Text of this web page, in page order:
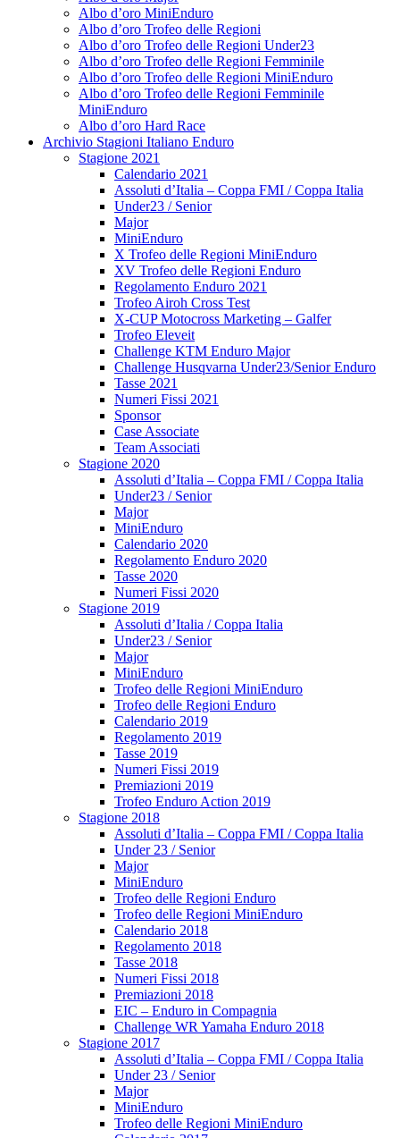
Albo d’oro MiniEnduro
Albo d’oro Trofeo delle Regioni
Albo d’oro Trofeo delle Regioni Under23
Albo d’oro Trofeo delle Regioni Femminile
Albo d’oro Trofeo delle Regioni MiniEnduro
Albo d’oro Trofeo delle Regioni Femminile
MiniEnduro
Albo d’oro Hard Race
Archivio Stagioni Italiano Enduro
Stagione 2021
Calendario 2021
Assoluti d’Italia – Coppa FMI / Coppa Italia
Under23 / Senior
Major
MiniEnduro
X Trofeo delle Regioni MiniEnduro
XV Trofeo delle Regioni Enduro
Regolamento Enduro 2021
Trofeo Airoh Cross Test
X-CUP Motocross Marketing – Galfer
Trofeo Eleveit
Challenge KTM Enduro Major
Challenge Husqvarna Under23/Senior Enduro
Tasse 2021
Numeri Fissi 2021
Sponsor
Case Associate
Team Associati
Stagione 2020
Assoluti d’Italia – Coppa FMI / Coppa Italia
Under23 / Senior
Major
MiniEnduro
Calendario 2020
Regolamento Enduro 2020
Tasse 2020
Numeri Fissi 2020
Stagione 2019
Assoluti d’Italia / Coppa Italia
Under23 / Senior
Major
MiniEnduro
Trofeo delle Regioni MiniEnduro
Trofeo delle Regioni Enduro
Calendario 2019
Regolamento 2019
Tasse 2019
Numeri Fissi 2019
Premiazioni 2019
Trofeo Enduro Action 2019
Stagione 2018
Assoluti d’Italia – Coppa FMI / Coppa Italia
Under 23 / Senior
Major
MiniEnduro
Trofeo delle Regioni Enduro
Trofeo delle Regioni MiniEnduro
Calendario 2018
Regolamento 2018
Tasse 2018
Numeri Fissi 2018
Premiazioni 2018
EIC – Enduro in Compagnia
Challenge WR Yamaha Enduro 2018
Stagione 2017
Assoluti d’Italia – Coppa FMI / Coppa Italia
Under 23 / Senior
Major
MiniEnduro
Trofeo delle Regioni MiniEnduro